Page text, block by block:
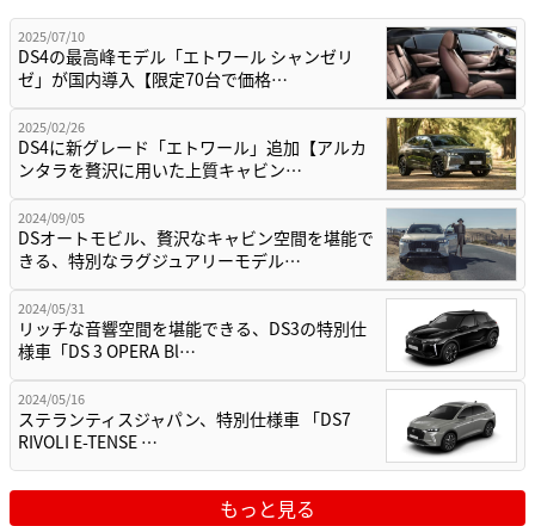
2025/07/10
DS4の最高峰モデル「エトワール シャンゼリ
ゼ」が国内導入【限定70台で価格…
2025/02/26
DS4に新グレード「エトワール」追加【アルカ
ンタラを贅沢に用いた上質キャビン…
2024/09/05
DSオートモビル、贅沢なキャビン空間を堪能で
きる、特別なラグジュアリーモデル…
2024/05/31
リッチな音響空間を堪能できる、DS3の特別仕
様車「DS 3 OPERA Bl…
2024/05/16
ステランティスジャパン、特別仕様車 「DS7
RIVOLI E-TENSE …
もっと見る